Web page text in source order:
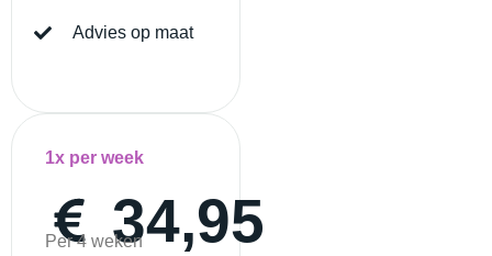
Advies op maat
1x per week
34,95
Per 4 weken